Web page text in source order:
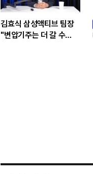
김효식 삼성액티브 팀장
"변압기주는 더 갈 수